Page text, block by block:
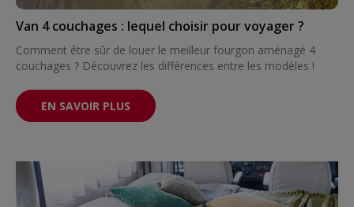
Van 4 couchages : lequel choisir pour voyager ?
Comment être sûr de louer le meilleur fourgon aménagé 4
couchages ? Découvrez les différences entre les modèles !
EN SAVOIR PLUS